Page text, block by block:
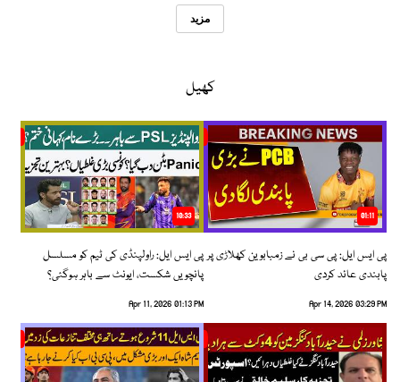
مزید
کھیل
01:11
پی ایس ایل: پی سی بی نے زمبابوین کھلاڑی پر
پابندی عائد کردی
Apr 14, 2026 03:29 PM
10:33
پی ایس ایل: راولپنڈی کی ٹیم کو مسلسل
پانچویں شکست، ایونٹ سے باہر ہوگئی؟
Apr 11, 2026 01:13 PM